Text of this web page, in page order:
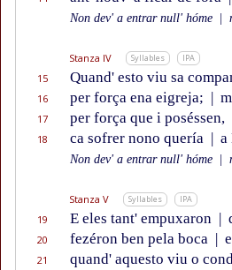
Non dev' a entrar null' hóme
Stanza IV Syllables IPA
15 Quand' esto viu sa
16 per força ena eigreja; |
17 per força que i poséssen,
18 ca sofrer nono quería | a
Non dev' a entrar null' hóme
Stanza V Syllables IPA
19 E eles tant' empuxaron |
20 fezéron ben pela boca |
21 quand' aquesto viu o